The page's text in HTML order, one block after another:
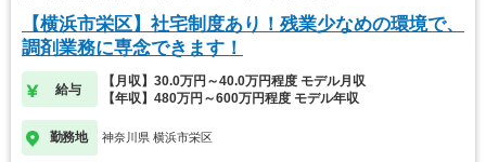
【横浜市栄区】社宅制度あり！残業少なめの環境で、
調剤業務に専念できます！
給与
【月収】30.0万円～40.0万円程度 モデル月収
【年収】480万円～600万円程度 モデル年収
勤務地 神奈川県 横浜市栄区